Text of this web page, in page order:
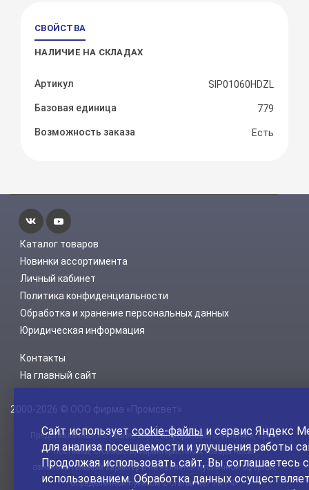
СВОЙСТВА
НАЛИЧИЕ НА СКЛАДАХ
Артикул SIP01060HDZL
Базовая единица 779
Возможность заказа Есть
Каталог товаров
Новинки ассортимента
Личный кабинет
Политика конфиденциальности
Обработка и хранение персональных данных
Юридическая информация
Контакты
На главный сайт
2000-2026 © ООО фирма «Промсвет»
Представленная на нашем сайте информация о наличии, сроке
поставки, стоимости, характеристиках товара носит
ознакомительный характер и не является публичной офертой,
определенной пунктом 2 статьи 437 ГК РФ.
Сайт используетcookie-файлы и сервис Яндекс
для анализа посещаемости и улучшения работы
Продолжая использовать сайт, Вы соглашаетесь
использованием. Обработка данных